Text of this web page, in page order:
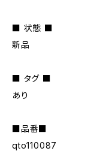
■ 状態 ■
新品
■ タグ ■
あり
■品番■
qto110087